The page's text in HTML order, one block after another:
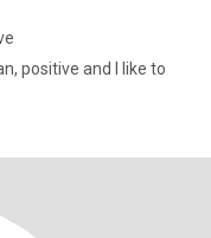
positive and I like to